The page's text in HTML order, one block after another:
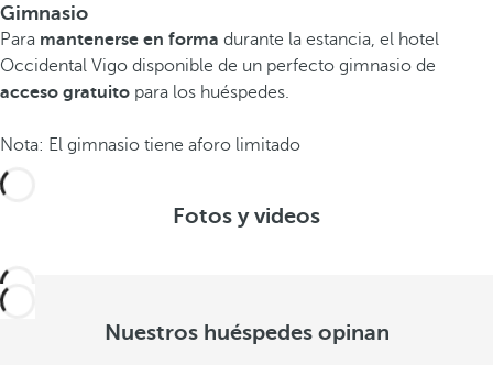
Gimnasio
Para mantenerse en forma durante la estancia, el hotel
Occidental Vigo disponible de un perfecto gimnasio de
acceso gratuito para los huéspedes.
Nota: El gimnasio tiene aforo limitado
Fotos y videos
Nuestros huéspedes opinan